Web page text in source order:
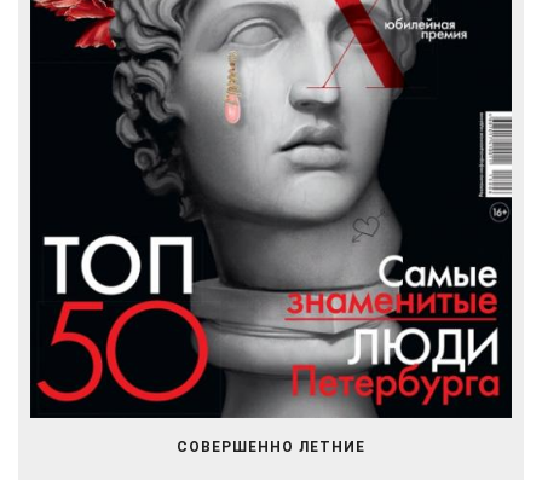
СОВЕРШЕННО ЛЕТНИЕ